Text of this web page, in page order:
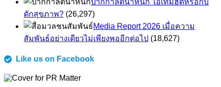
ดักสุขภาพ? (26,297)
Media Report 2026 เมื่อความ
สัมพันธ์อย่างเดียวไม่เพียงพออีกต่อไป (18,627)
Like us on Facebook